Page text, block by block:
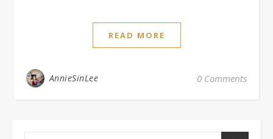
READ MORE
AnnieSinLee 0 Comments